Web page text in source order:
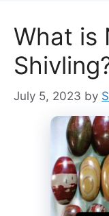
What is
July 5, 2023 by